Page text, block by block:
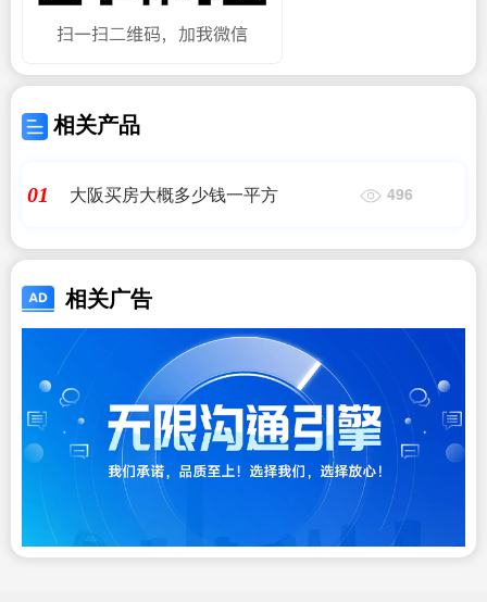
相关产品
01 大阪买房大概多少钱一平方 496
相关广告